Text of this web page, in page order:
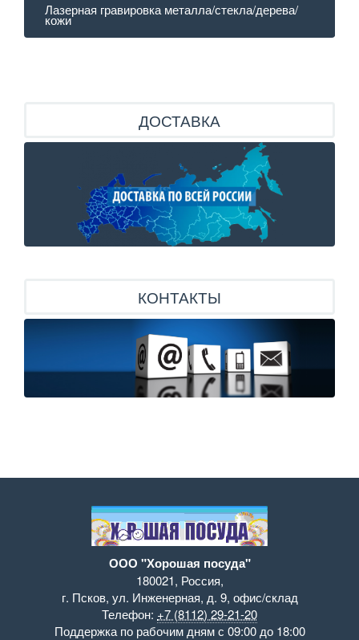
Лазерная гравировка металла/стекла/дерева/
кожи
ДОСТАВКА
КОНТАКТЫ
ООО "Хорошая посуда"
180021, Россия,
г. Псков, ул. Инженерная, д. 9, офис/склад
Телефон: +7 (8112) 29-21-20
Поддержка по рабочим дням с 09:00 до 18:00